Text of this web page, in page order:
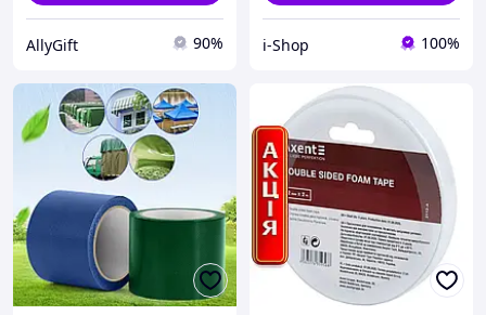
AllyGift 90% i-Shop 100%